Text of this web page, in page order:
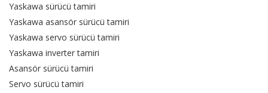
Yaskawa sürücü tamiri
Yaskawa asansör sürücü tamiri
Yaskawa servo sürücü tamiri
Yaskawa inverter tamiri
Asansör sürücü tamiri
Servo sürücü tamiri